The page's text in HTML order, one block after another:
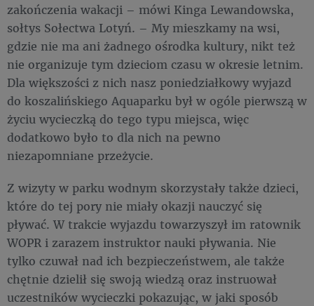
zakończenia wakacji – mówi Kinga Lewandowska,
sołtys Sołectwa Lotyń. – My mieszkamy na wsi,
gdzie nie ma ani żadnego ośrodka kultury, nikt też
nie organizuje tym dzieciom czasu w okresie letnim.
Dla większości z nich nasz poniedziałkowy wyjazd
do koszalińskiego Aquaparku był w ogóle pierwszą w
życiu wycieczką do tego typu miejsca, więc
dodatkowo było to dla nich na pewno
niezapomniane przeżycie.
Z wizyty w parku wodnym skorzystały także dzieci,
które do tej pory nie miały okazji nauczyć się
pływać. W trakcie wyjazdu towarzyszył im ratownik
WOPR i zarazem instruktor nauki pływania. Nie
tylko czuwał nad ich bezpieczeństwem, ale także
chętnie dzielił się swoją wiedzą oraz instruował
uczestników wycieczki pokazując, w jaki sposób